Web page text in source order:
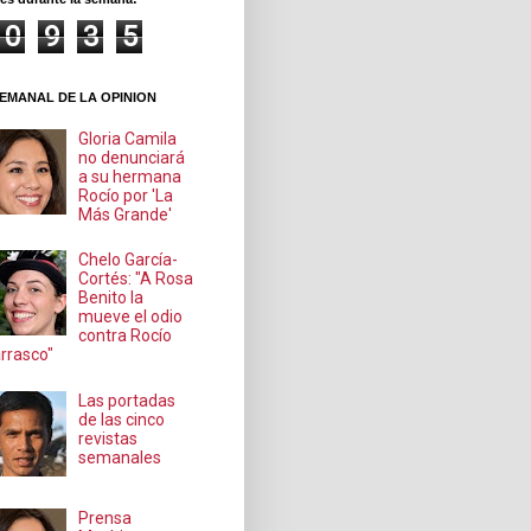
0 9 3
5
DE LA OPINION
Gloria Camila
no denunciará
a su hermana
Rocío por 'La
Más Grande'
Chelo García-
Cortés: "A Rosa
Benito la
mueve el odio
contra Rocío
Las portadas
de las cinco
revistas
semanales
Prensa